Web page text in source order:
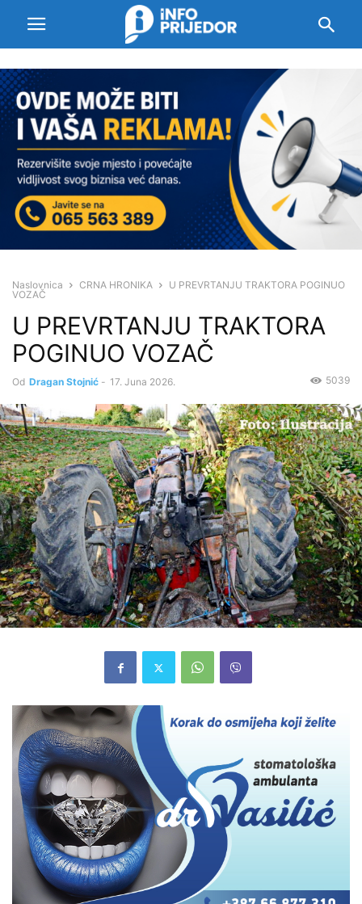
Naslovnica CRNA HRONIKA
U PREVRTANJU TRAKTORA POGINUO
VOZAČ
U PREVRTANJU TRAKTORA
POGINUO VOZAČ
Od Dragan Stojnić - 17. Juna 2026. 5039